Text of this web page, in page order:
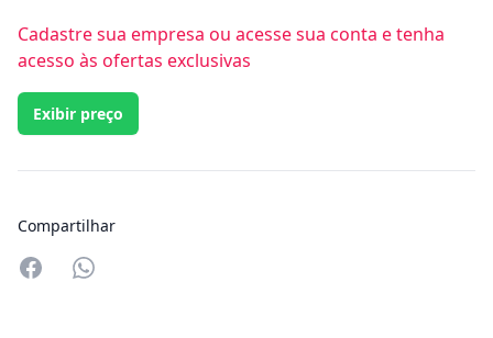
Cadastre sua empresa ou acesse sua conta e tenha
acesso às ofertas exclusivas
Exibir preço
Compartilhar
Compartilhar no Whatsapp